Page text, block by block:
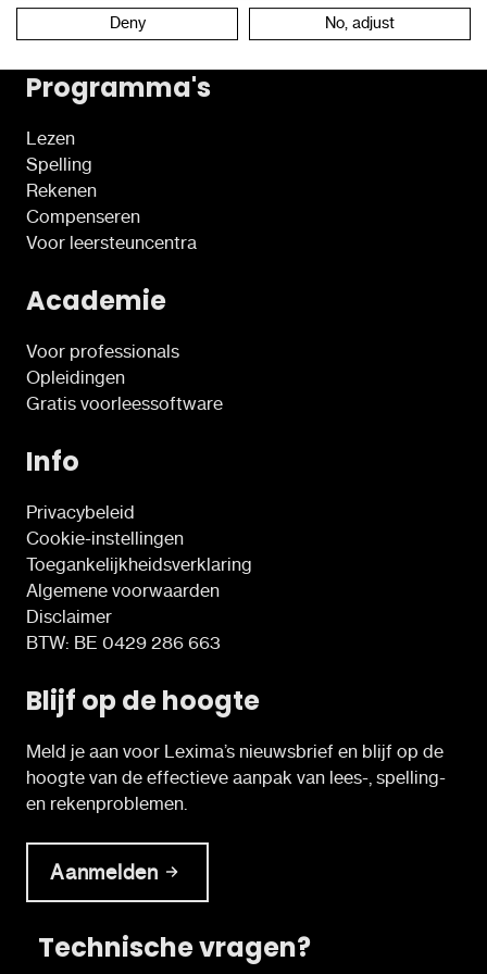
Neem contact op
Programma's
Lezen
Spelling
Rekenen
Compenseren
Voor leersteuncentra
Academie
Voor professionals
Opleidingen
Gratis voorleessoftware
Info
Privacybeleid
Cookie-instellingen
Toegankelijkheidsverklaring
Algemene voorwaarden
Disclaimer
BTW: BE 0429 286 663
Blijf op de hoogte
Meld je aan voor Lexima’s nieuwsbrief en blijf op de
hoogte van de effectieve aanpak van lees-, spelling-
en rekenproblemen.
Aanmelden
Technische vragen?
Deny No, adjust